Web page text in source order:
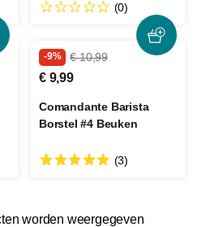
(0)
-9% € 10,99
€ 9,99
Comandante Barista
Borstel #4 Beuken
(3)
worden weergegeven